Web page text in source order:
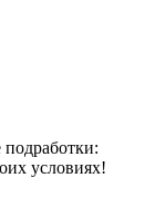
условиях!